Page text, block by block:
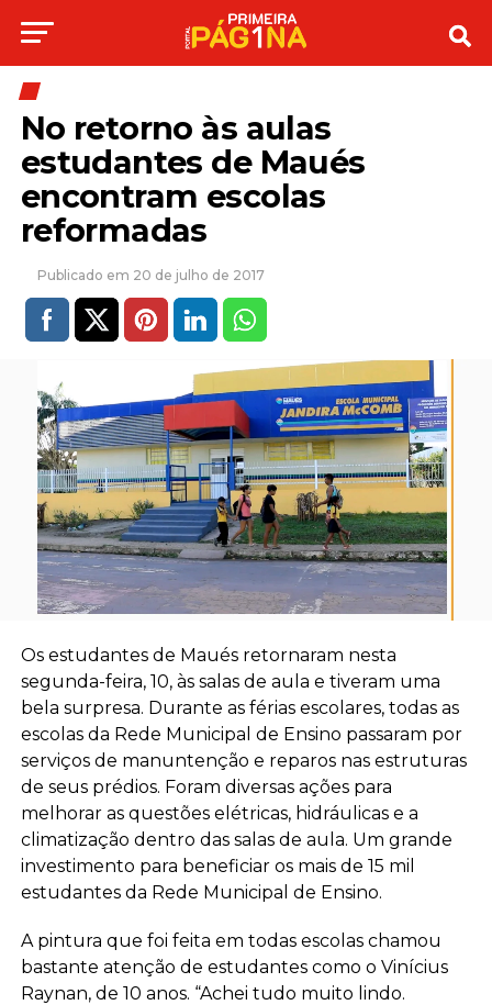
No retorno às aulas
estudantes de Maués
encontram escolas
reformadas
20 de julho de 2017
Os estudantes de Maués retornaram nesta
segunda-feira, 10, às salas de aula e tiveram uma
bela surpresa. Durante as férias escolares, todas as
escolas da Rede Municipal de Ensino passaram por
serviços de manuntenção e reparos nas estruturas
de seus prédios. Foram diversas ações para
melhorar as questões elétricas, hidráulicas e a
climatização dentro das salas de aula. Um grande
investimento para beneficiar os mais de 15 mil
estudantes da Rede Municipal de Ensino.
A pintura que foi feita em todas escolas chamou
bastante atenção de estudantes como o Vinícius
Raynan, de 10 anos. “Achei tudo muito lindo.